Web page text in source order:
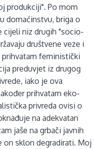
produkciji". Po mom
domaćinstvu, briga o
cijeli niz drugih "socio-
društvene veze i
feministički
preduvjet iz drugog
iako je ova
prihvatam eko-
privreda ovisi o
na adekvatan
jaše na grbači javnih
on sklon degradirati. Moj